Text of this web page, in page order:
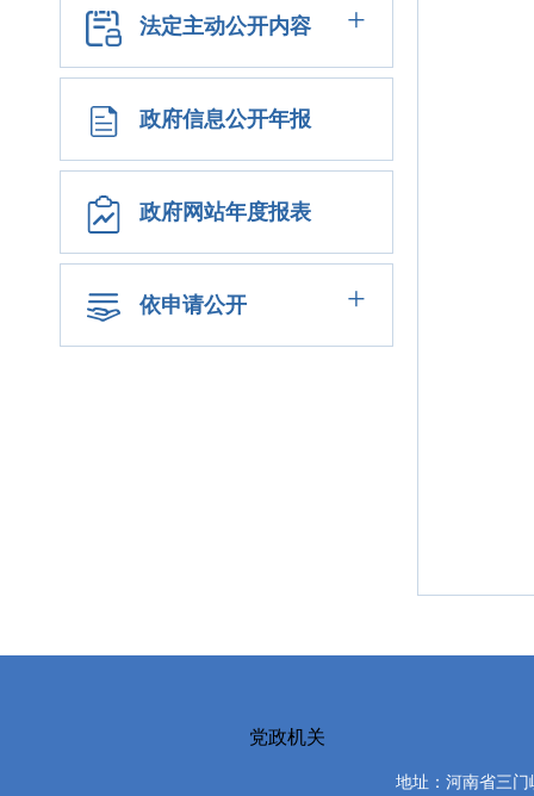
法定主动公开内容 +
政府信息公开年报
政府网站年度报表
依申请公开 +
党政机关
地址：河南省三